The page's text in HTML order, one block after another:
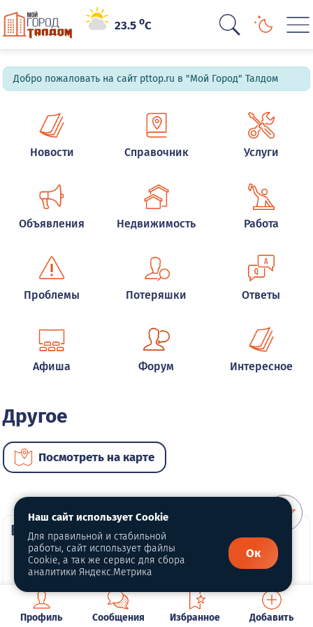
23.5oC
Добро пожаловать на сайт pttop.ru в "Мой Город" Талдом
Новости Справочник Услуги
Объявления Недвижимость Работа
Проблемы Потеряшки Ответы
Афиша Форум Интересное
Другое
Посмотреть на карте
ВИП услуги
Профиль Сообщения Избранное Добавить
Наш сайт использует Cookie
Для правильной и стабильной
работы, сайт использует файлы
Cookie, а так же сервис для сбора
аналитики Яндекс.Метрика
Ок